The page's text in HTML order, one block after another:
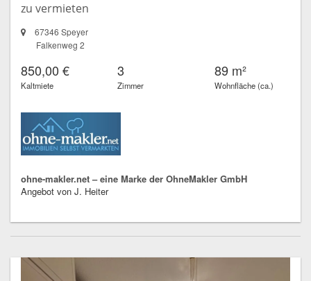
zu vermieten
67346 Speyer
Falkenweg 2
850,00 €
Kaltmiete
3
Zimmer
89 m²
Wohnfläche (ca.)
ohne-makler.net – eine Marke der OhneMakler GmbH
Angebot von J. Heiter